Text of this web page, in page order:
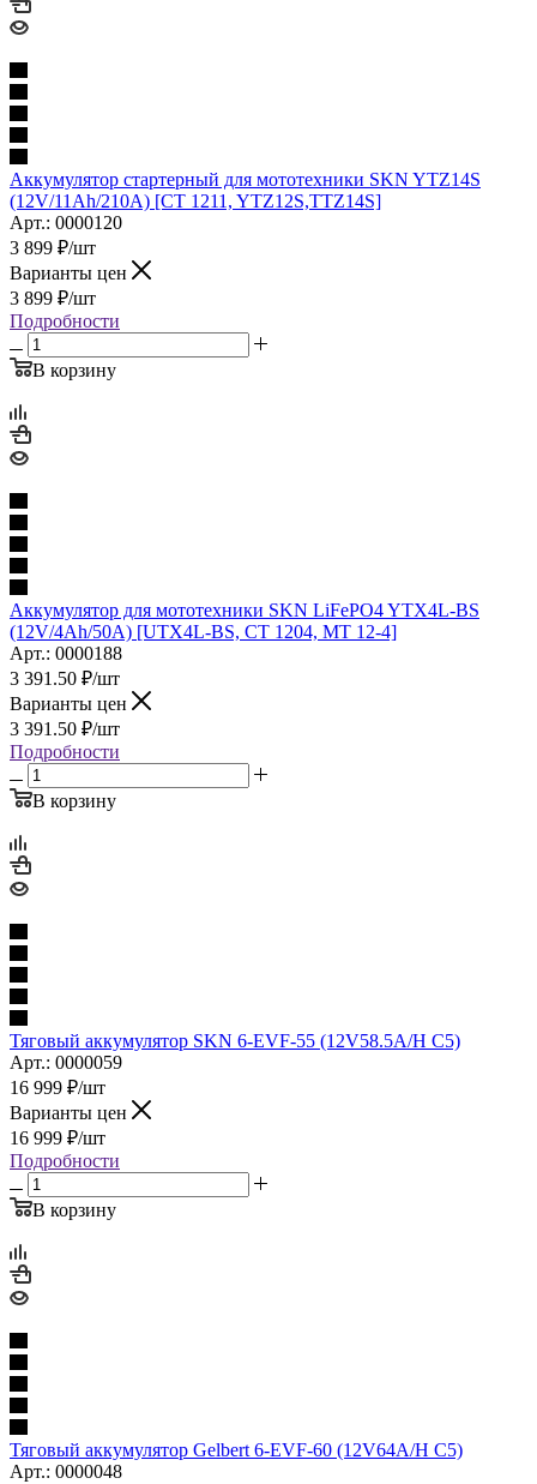
Аккумулятор стартерный для мототехники SKN YTZ14S
(12V/11Ah/210A) [CT 1211, YTZ12S,TTZ14S]
Арт.: 0000120
3 899 ₽/шт
Варианты цен
3 899 ₽/шт
Подробности
В корзину
Аккумулятор для мототехники SKN LiFePO4 YTX4L-BS
(12V/4Ah/50A) [UTX4L-BS, CT 1204, MT 12-4]
Арт.: 0000188
3 391.50 ₽/шт
Варианты цен
3 391.50 ₽/шт
Подробности
В корзину
Тяговый аккумулятор SKN 6-EVF-55 (12V58.5A/H C5)
Арт.: 0000059
16 999 ₽/шт
Варианты цен
16 999 ₽/шт
Подробности
В корзину
Тяговый аккумулятор Gelbert 6-EVF-60 (12V64A/H C5)
Арт.: 0000048